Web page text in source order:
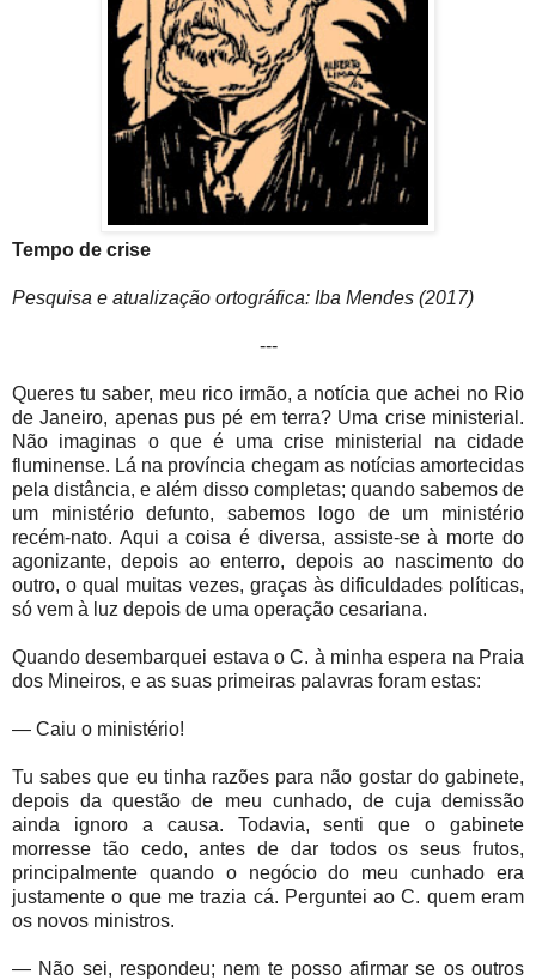
Tempo de crise
Pesquisa e atualização ortográfica: Iba Mendes (2017)
---
Queres tu saber, meu rico irmão, a notícia que achei no Rio
de Janeiro, apenas pus pé em terra? Uma crise ministerial.
Não imaginas o que é uma crise ministerial na cidade
fluminense. Lá na província chegam as notícias amortecidas
pela distância, e além disso completas; quando sabemos de
um ministério defunto, sabemos logo de um ministério
recém-nato. Aqui a coisa é diversa, assiste-se à morte do
agonizante, depois ao enterro, depois ao nascimento do
outro, o qual muitas vezes, graças às dificuldades políticas,
só vem à luz depois de uma operação cesariana.
Quando desembarquei estava o C. à minha espera na Praia
dos Mineiros, e as suas primeiras palavras foram estas:
— Caiu o ministério!
Tu sabes que eu tinha razões para não gostar do gabinete,
depois da questão de meu cunhado, de cuja demissão
ainda ignoro a causa. Todavia, senti que o gabinete
morresse tão cedo, antes de dar todos os seus frutos,
principalmente quando o negócio do meu cunhado era
justamente o que me trazia cá. Perguntei ao C. quem eram
os novos ministros.
— Não sei, respondeu; nem te posso afirmar se os outros